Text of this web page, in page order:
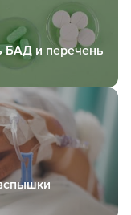
БАД и перечень